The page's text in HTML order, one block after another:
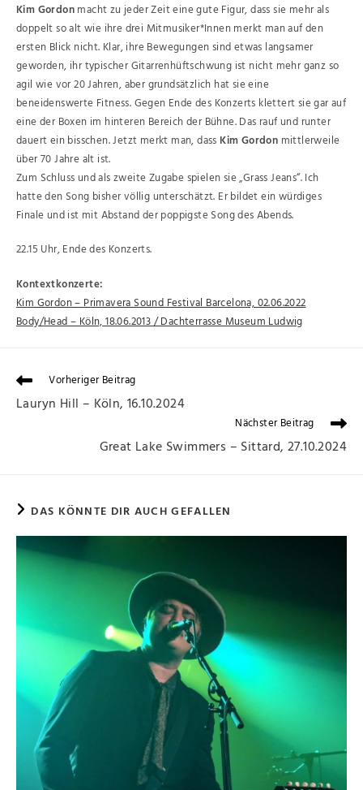
Kim Gordonmacht zu jeder Zeit eine gute Figur, dass sie mehr als
doppelt so alt wie ihre drei Mitmusiker*Innen merkt man auf den
ersten Blick nicht. Klar, ihre Bewegungen sind etwas langsamer
geworden, ihr typischer Gitarrenhüftschwung ist nicht mehr ganz so
agil wie vor 20 Jahren, aber grundsätzlich hat sie eine
beneidenswerte Fitness. Gegen Ende des Konzerts klettert sie gar auf
eine der Boxen im hinteren Bereich der Bühne. Das rauf und runter
dauert ein bisschen. Jetzt merkt man, dass Kim Gordon mittlerweile
über 70 Jahre alt ist.
Zum Schluss und als zweite Zugabe spielen sie „Grass Jeans“. Ich
hatte den Song bisher völlig unterschätzt. Er bildet ein würdiges
Finale und ist mit Abstand der poppigste Song des Abends.
22.15 Uhr, Ende des Konzerts.
Kontextkonzerte:
Kim Gordon – Primavera Sound Festival Barcelona, 02.06.2022
Body/Head – Köln, 18.06.2013 / Dachterrasse Museum Ludwig
Vorheriger Beitrag
Lauryn Hill – Köln, 16.10.2024
Nächster Beitrag
Great Lake Swimmers – Sittard, 27.10.2024
DAS KÖNNTE DIR AUCH GEFALLEN